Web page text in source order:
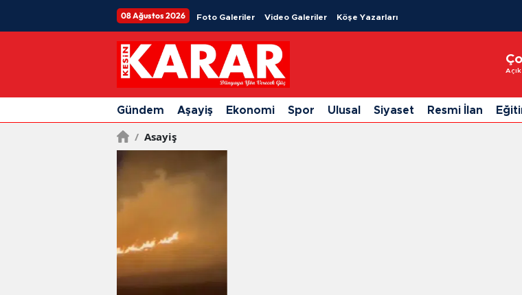
08 Ağustos 2026 Foto Galeriler Video Galeriler Köşe Yazarları
Açık
Gündem Aşayiş Ekonomi Spor Ulusal Siyaset Resmi İlan
/ Asayiş